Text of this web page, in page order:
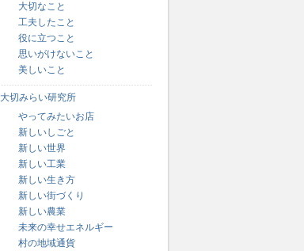
大切なこと
工夫したこと
役に立つこと
思いがけないこと
美しいこと
大切みらい研究所
やってみたいお店
新しいしごと
新しい世界
新しい工業
新しい生き方
新しい街づくり
新しい農業
未来の幸せエネルギー
村の地域通貨